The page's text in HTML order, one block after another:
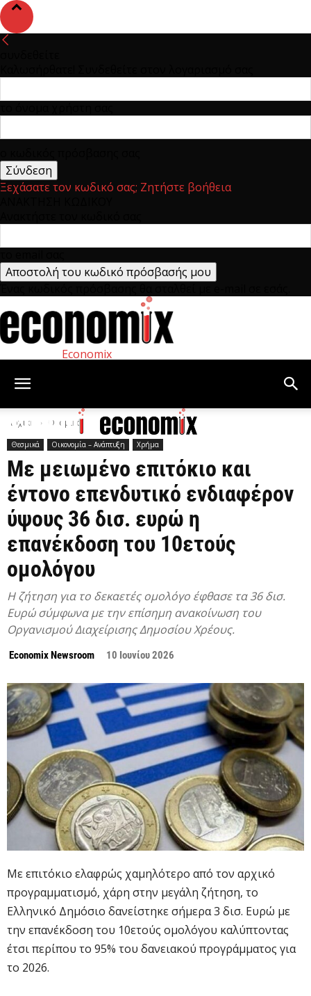
Ξεχάσατε τον κωδικό σας; Ζητήστε βοήθεια
Economix
Αρχική Θεσμικά
Θεσμικά Οικονομία – Ανάπτυξη Χρήμα
Mε μειωμένο επιτόκιο και
έντονο επενδυτικό ενδιαφέρον
ύψους 36 δισ. ευρώ η
επανέκδοση του 10ετούς
ομολόγου
Η ζήτηση για το δεκαετές ομολόγο έφθασε τα 36 δισ.
Ευρώ σύμφωνα με την επίσημη ανακοίνωση του
Οργανισμού Διαχείρισης Δημοσίου Χρέους.
Economix Newsroom 10 Ιουνίου 2026
Με επιτόκιο ελαφρώς χαμηλότερο από τον αρχικό
προγραμματισμό, χάρη στην μεγάλη ζήτηση, το
Ελληνικό Δημόσιο δανείστηκε σήμερα 3 δισ. Ευρώ με
την επανέκδοση του 10ετούς ομολόγου καλύπτοντας
έτσι περίπου το 95% του δανειακού προγράμματος για
το 2026.